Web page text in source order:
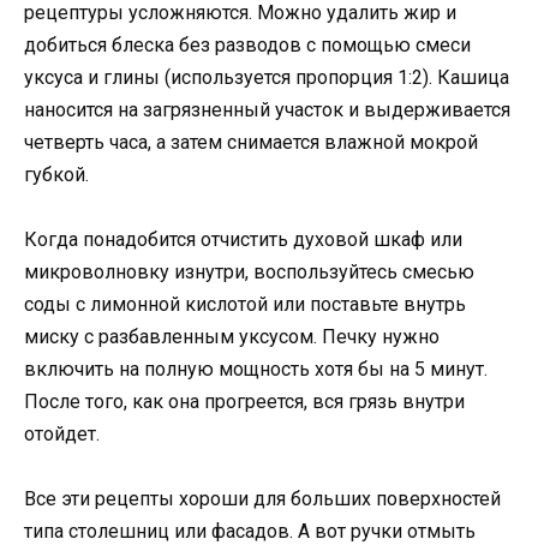
рецептуры усложняются. Можно удалить жир и
добиться блеска без разводов с помощью смеси
уксуса и глины (используется пропорция 1:2). Кашица
наносится на загрязненный участок и выдерживается
четверть часа, а затем снимается влажной мокрой
губкой.
Когда понадобится отчистить духовой шкаф или
микроволновку изнутри, воспользуйтесь смесью
соды с лимонной кислотой или поставьте внутрь
миску с разбавленным уксусом. Печку нужно
включить на полную мощность хотя бы на 5 минут.
После того, как она прогреется, вся грязь внутри
отойдет.
Все эти рецепты хороши для больших поверхностей
типа столешниц или фасадов. А вот ручки отмыть